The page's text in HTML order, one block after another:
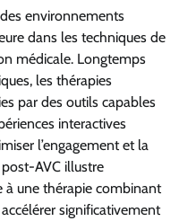
environnements
dans les techniques de
médicale. Longtemps
les thérapies
par des outils capables
interactives
l’engagement et la
post-AVC illustre
à une thérapie combinant
significativement